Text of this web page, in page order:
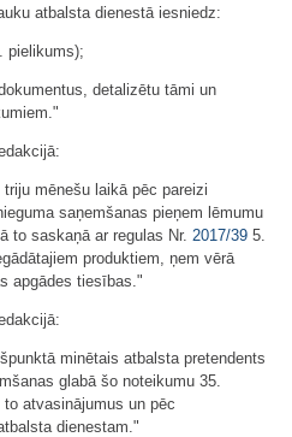
atbalsta dienestā iesniedz:
pielikums);
detalizētu tāmi un
mēnešu laikā pēc pareizi
saņemšanas pieņem lēmumu
to saskaņā ar regulas Nr. 2017/39 5.
produktiem, ņem vērā
apgādes tiesības."
minētais atbalsta pretendents
glabā šo noteikumu 35.
atvasinājumus un pēc
dienestam."